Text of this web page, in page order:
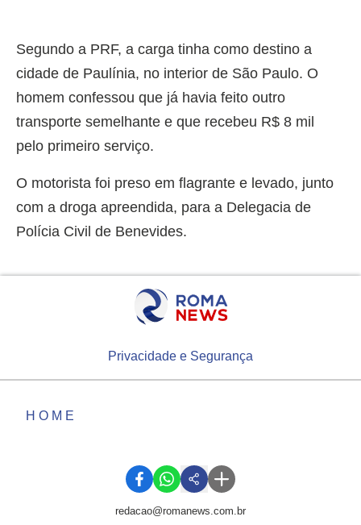
Segundo a PRF, a carga tinha como destino a
cidade de Paulínia, no interior de São Paulo. O
homem confessou que já havia feito outro
transporte semelhante e que recebeu R$ 8 mil
pelo primeiro serviço.
O motorista foi preso em flagrante e levado, junto
com a droga apreendida, para a Delegacia de
Polícia Civil de Benevides.
Privacidade e Segurança
HOME
redacao@romanews.com.br